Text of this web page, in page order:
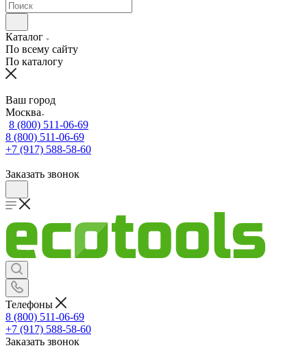
Каталог
По всему сайту
По каталогу
Ваш город
Москва
8 (800) 511-06-69
8 (800) 511-06-69
+7 (917) 588-58-60
Заказать звонок
Телефоны
8 (800) 511-06-69
+7 (917) 588-58-60
Заказать звонок